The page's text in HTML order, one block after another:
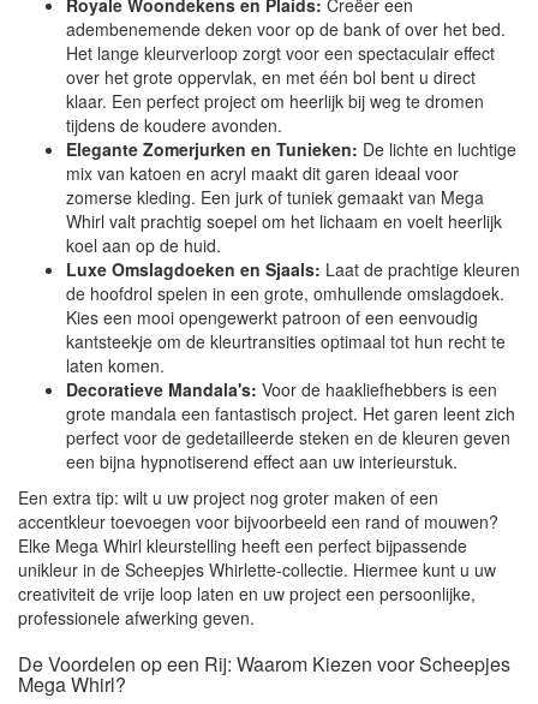
adembenemende deken voor op de bank of over het bed.
Het lange kleurverloop zorgt voor een spectaculair effect
over het grote oppervlak, en met één bol bent u direct
klaar. Een perfect project om heerlijk bij weg te dromen
tijdens de koudere avonden.
Elegante Zomerjurken en Tunieken: De lichte en luchtige
mix van katoen en acryl maakt dit garen ideaal voor
zomerse kleding. Een jurk of tuniek gemaakt van Mega
Whirl valt prachtig soepel om het lichaam en voelt heerlijk
koel aan op de huid.
Luxe Omslagdoeken en Sjaals: Laat de prachtige kleuren
de hoofdrol spelen in een grote, omhullende omslagdoek.
Kies een mooi opengewerkt patroon of een eenvoudig
kantsteekje om de kleurtransities optimaal tot hun recht te
laten komen.
Decoratieve Mandala's: Voor de haakliefhebbers is een
grote mandala een fantastisch project. Het garen leent zich
perfect voor de gedetailleerde steken en de kleuren geven
een bijna hypnotiserend effect aan uw interieurstuk.
Een extra tip: wilt u uw project nog groter maken of een
accentkleur toevoegen voor bijvoorbeeld een rand of mouwen?
Elke Mega Whirl kleurstelling heeft een perfect bijpassende
unikleur in de Scheepjes Whirlette-collectie. Hiermee kunt u uw
creativiteit de vrije loop laten en uw project een persoonlijke,
professionele afwerking geven.
De Voordelen op een Rij: Waarom Kiezen voor Scheepjes
Mega Whirl?